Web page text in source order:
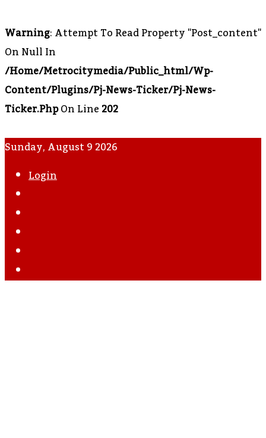
Warning: Attempt To Read Property "post_content"
On Null In
/home/metrocitymedia/public_html/wp-
Content/plugins/pj-News-Ticker/pj-News-
Ticker.phpOn Line202
Sunday, August 9 2026
Login